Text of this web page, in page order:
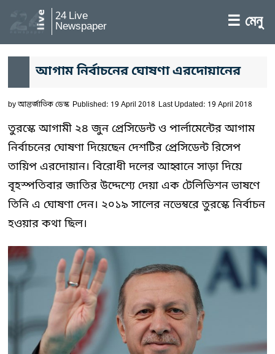
24 Live
Newspaper ☰ মেনু
আগাম নির্বাচনের ঘোষণা এরদোয়ানের
byআন্তর্জাতিক ডেস্ক Published: 19 April 2018 Last Updated: 19 April 2018
তুরস্কে আগামী ২৪ জুন প্রেসিডেন্ট ও পার্লামেন্টের আগাম
নির্বাচনের ঘোষণা দিয়েছেন দেশটির প্রেসিডেন্ট রিসেপ
তায়িপ এরদোয়ান। বিরোধী দলের আহ্বানে সাড়া দিয়ে
বৃহস্পতিবার জাতির উদ্দেশ্যে দেয়া এক টেলিভিশন ভাষণে
তিনি এ ঘোষণা দেন। ২০১৯ সালের নভেম্বরে তুরস্কে নির্বাচন
হওয়ার কথা ছিল।